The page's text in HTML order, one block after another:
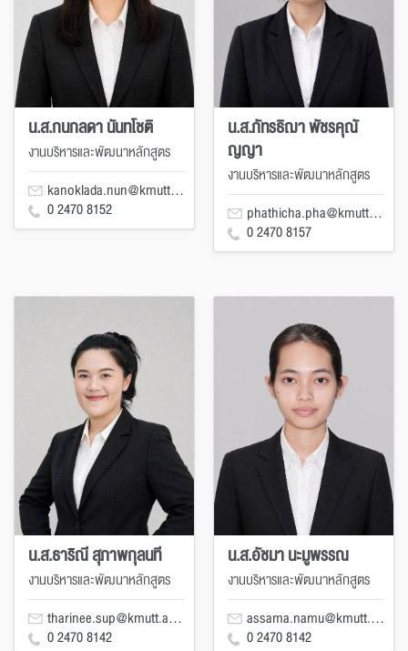
น.ส.กนกลดา นันทโชติ
งานบริหารและพัฒนาหลักสูตร
kanoklada.nun@kmutt.ac.th
0 2470 8152
น.ส.ภัทรธิฌา พัชรคุณั
ญญา
งานบริหารและพัฒนาหลักสูตร
phathicha.pha@kmutt.ac.th
0 2470 8157
น.ส.ธาริณี สุภาพกุลนที
งานบริหารและพัฒนาหลักสูตร
tharinee.sup@kmutt.ac.th
0 2470 8142
น.ส.อัชมา นะมูพรรณ
งานบริหารและพัฒนาหลักสูตร
assama.namu@kmutt.ac.th
0 2470 8142